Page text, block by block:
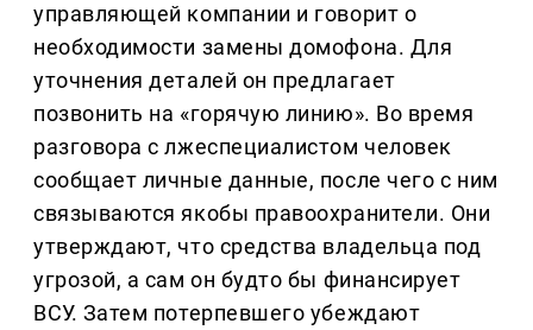
управляющей компании и говорит о
необходимости замены домофона. Для
уточнения деталей он предлагает
позвонить на «горячую линию». Во время
разговора с лжеспециалистом человек
сообщает личные данные, после чего с ним
связываются якобы правоохранители. Они
утверждают, что средства владельца под
угрозой, а сам он будто бы финансирует
ВСУ. Затем потерпевшего убеждают